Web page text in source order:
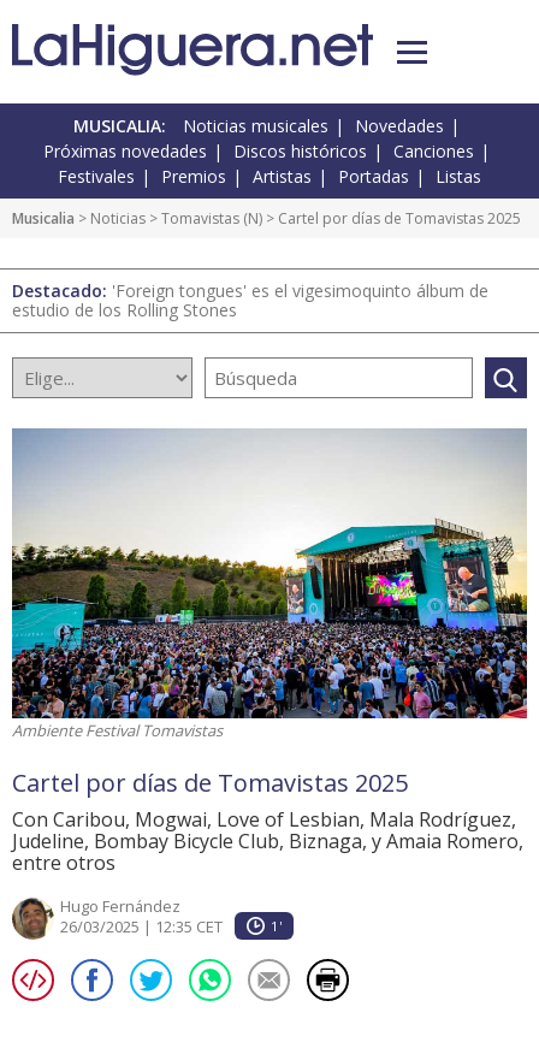
MUSICALIA: Noticias musicales
Novedades
Próximas novedades
Discos históricos
Canciones
Festivales
Premios Artistas Portadas Listas
Musicalia > Noticias >Tomavistas (N) > Cartel por días de Tomavistas 2025
Destacado: 'Foreign tongues' es el vigesimoquinto álbum de
estudio de los Rolling Stones
Ambiente Festival Tomavistas
Cartel por días de Tomavistas 2025
Con Caribou, Mogwai, Love of Lesbian, Mala Rodríguez,
Judeline, Bombay Bicycle Club, Biznaga, y Amaia Romero,
entre otros
Hugo Fernández
26/03/2025 | 12:35 CET
1'